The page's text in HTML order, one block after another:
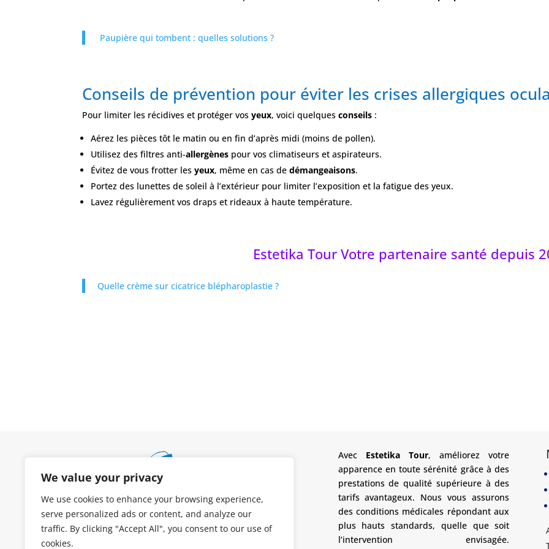
We value your privacy
We use cookies to enhance your browsing experience,
serve personalized ads or content, and analyze our
traffic. By clicking "Accept All", you consent to our use of
cookies.
Paupière qui tombent : quelles solutions ?
Conseils de prévention pour éviter les crises allergiques
Pour limiter les récidives et protéger vosyeux, voici quelquesconseils :
Aérez les pièces tôt le matin ou en fin d’après midi (moins de pollen).
Utilisez des filtres anti-allergènes pour vos climatiseurs et aspirateurs.
Évitez de vous frotter lesyeux, même en cas dedémangeaisons.
Portez des lunettes de soleil à l’extérieur pour limiter l’exposition et la fatigue des yeux.
Lavez régulièrement vos draps et rideaux à haute température.
Estetika Tour Votre partenaire santé depuis
Quelle crème sur cicatrice blépharoplastie ?
Avec Estetika Tour, améliorez votre
apparence en toute sérénité grâce à des
prestations de qualité supérieure à des
tarifs avantageux. Nous vous assurons
des conditions médicales répondant aux
plus hauts standards, quelle que soit
l’intervention envisagée.